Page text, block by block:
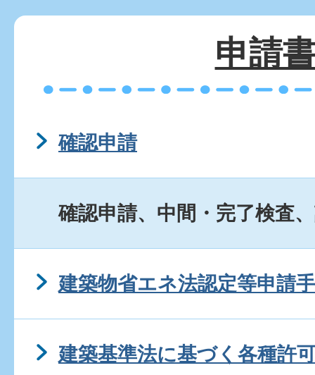
申請
確認申請
確認申請、中間・完了検査
建築物省エネ法認定等申請
建築基準法に基づく各種許